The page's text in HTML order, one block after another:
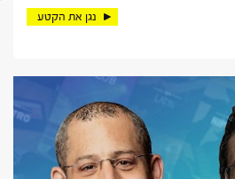
נגן את הקטע